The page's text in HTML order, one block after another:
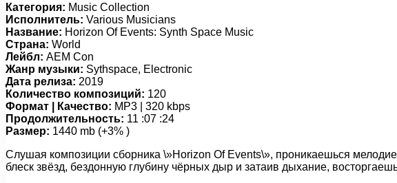
Категория: Music Collection
Исполнитель: Various Musicians
Название: Horizon Of Events: Synth Space Music
Страна: World
Лейбл: AEM Con
Жанр музыки: Sythspace, Electronic
Дата релиза: 2019
Количество композиций: 120
Формат | Качество: MP3 | 320 kbps
Продолжительность: 11 :07 :24
Размер: 1440 mb (+3% )
Слушая композиции сборника \»Horizon Of Events\», проникаешься
блеск звёзд, бездонную глубину чёрных дыр и затаив дыхание,